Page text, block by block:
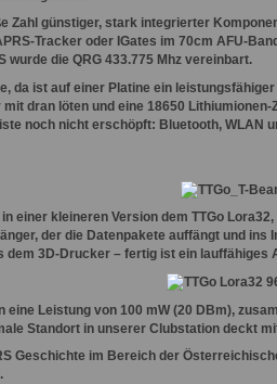
Zahl günstiger, stark integrierter
Tracker oder IGates im 70cm AFU-
wurde die QRG 433.775 Mhz vereinbart.
da ist auf einer Platine ein
mit dran löten und eine 18650
noch nicht erschöpft: Bluetooth, WLAN
in einer kleineren Version dem TTGo
der die Datenpakete auffängt und
dem 3D-Drucker – fertig ist ein lauffähiges
eine Leistung von 100 mW (20 DBm),
Standort in unserer Clubstation deckt
Geschichte im Bereich der